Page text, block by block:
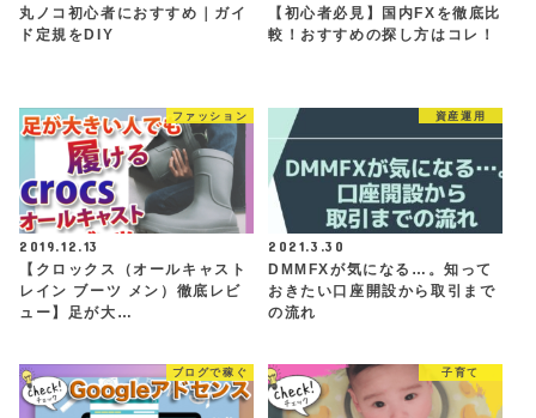
丸ノコ初心者におすすめ｜ガイ
ド定規をDIY
【初心者必見】国内FXを徹底比
較！おすすめの探し方はコレ！
ファッション
2019.12.13
【クロックス（オールキャスト
レイン ブーツ メン）徹底レビ
ュー】足が大…
資産運用
2021.3.30
DMMFXが気になる…。知って
おきたい口座開設から取引まで
の流れ
ブログで稼ぐ 子育て